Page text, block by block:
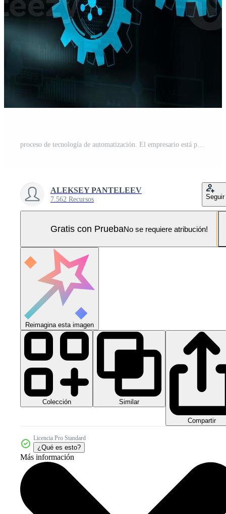
proceso de tecnología de automatización. El empresario está presionando en la pantalla virtual. Foto Pro
ALEKSEY PANTELEEV
7.562 Recursos Seguir
Gratis con PruebaNo se requiere atribución!
Reimagina esta imagen
Colección Similar
Compartir
Licencia Pro Standard
¿Qué es esto?
Más información